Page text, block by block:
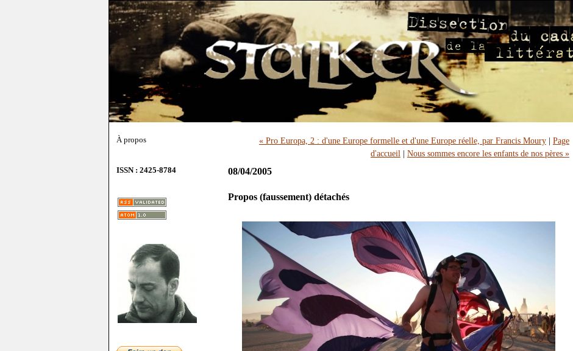
À propos
ISSN : 2425-8784
« Pro Europa, 2 : d'une Europe formelle et d'une Europe réelle, par Francis Moury| Page
d'accueil | Nous sommes encore les enfants de nos pères »
08/04/2005
Propos (faussement) détachés